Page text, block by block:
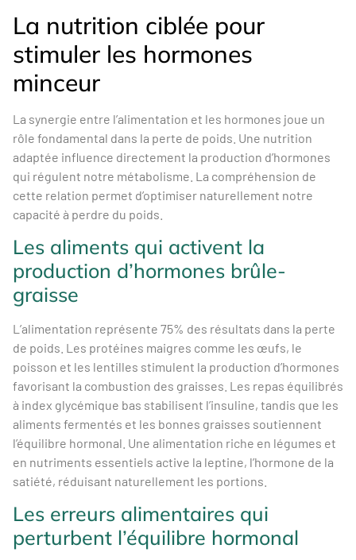
La nutrition ciblée pour
stimuler les hormones
minceur
La synergie entre l’alimentation et les hormones joue un
rôle fondamental dans la perte de poids. Une nutrition
adaptée influence directement la production d’hormones
qui régulent notre métabolisme. La compréhension de
cette relation permet d’optimiser naturellement notre
capacité à perdre du poids.
Les aliments qui activent la
production d’hormones brûle-
graisse
L’alimentation représente 75% des résultats dans la perte
de poids. Les protéines maigres comme les œufs, le
poisson et les lentilles stimulent la production d’hormones
favorisant la combustion des graisses. Les repas équilibrés
à index glycémique bas stabilisent l’insuline, tandis que les
aliments fermentés et les bonnes graisses soutiennent
l’équilibre hormonal. Une alimentation riche en légumes et
en nutriments essentiels active la leptine, l’hormone de la
satiété, réduisant naturellement les portions.
Les erreurs alimentaires qui
perturbent l’équilibre hormonal